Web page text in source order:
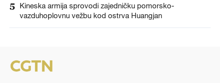
5
Kineska armija sprovodi zajedničku pomorsko-
vazduhoplovnu vežbu kod ostrva Huangjan